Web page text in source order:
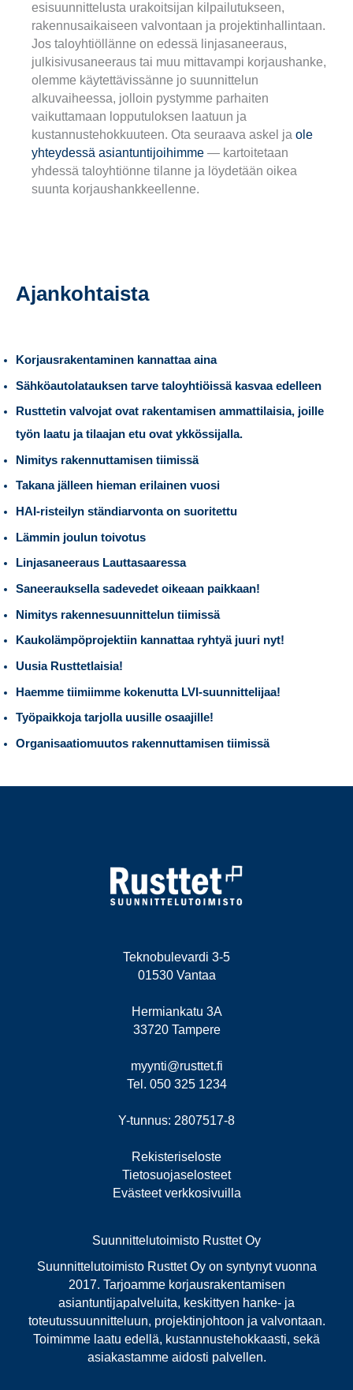
esisuunnittelusta urakoitsijan kilpailutukseen,
rakennusaikaiseen valvontaan ja projektinhallintaan.
Jos taloyhtiöllänne on edessä linjasaneeraus,
julkisivusaneeraus tai muu mittavampi korjaushanke,
olemme käytettävissänne jo suunnittelun
alkuvaiheessa, jolloin pystymme parhaiten
vaikuttamaan lopputuloksen laatuun ja
kustannustehokkuuteen. Ota seuraava askel ja ole
yhteydessä asiantuntijoihimme — kartoitetaan
yhdessä taloyhtiönne tilanne ja löydetään oikea
suunta korjaushankkeellenne.
Ajankohtaista
Korjausrakentaminen kannattaa aina
Sähköautolatauksen tarve taloyhtiöissä kasvaa edelleen
Rusttetin valvojat ovat rakentamisen ammattilaisia, joille
työn laatu ja tilaajan etu ovat ykkössijalla.
Nimitys rakennuttamisen tiimissä
Takana jälleen hieman erilainen vuosi
HAI-risteilyn ständiarvonta on suoritettu
Lämmin joulun toivotus
Linjasaneeraus Lauttasaaressa
Saneerauksella sadevedet oikeaan paikkaan!
Nimitys rakennesuunnittelun tiimissä
Kaukolämpöprojektiin kannattaa ryhtyä juuri nyt!
Uusia Rusttetlaisia!
Haemme tiimiimme kokenutta LVI-suunnittelijaa!
Työpaikkoja tarjolla uusille osaajille!
Organisaatiomuutos rakennuttamisen tiimissä
Teknobulevardi 3-5
01530 Vantaa
Hermiankatu 3A
33720 Tampere
myynti@rusttet.fi
Tel. 050 325 1234
Y-tunnus: 2807517-8
Rekisteriseloste
Tietosuojaselosteet
Evästeet verkkosivuilla
Suunnittelutoimisto Rusttet Oy
Suunnittelutoimisto Rusttet Oy on syntynyt vuonna
2017. Tarjoamme korjausrakentamisen
asiantuntijapalveluita, keskittyen hanke- ja
toteutussuunnitteluun, projektinjohtoon ja valvontaan.
Toimimme laatu edellä, kustannustehokkaasti, sekä
asiakastamme aidosti palvellen.